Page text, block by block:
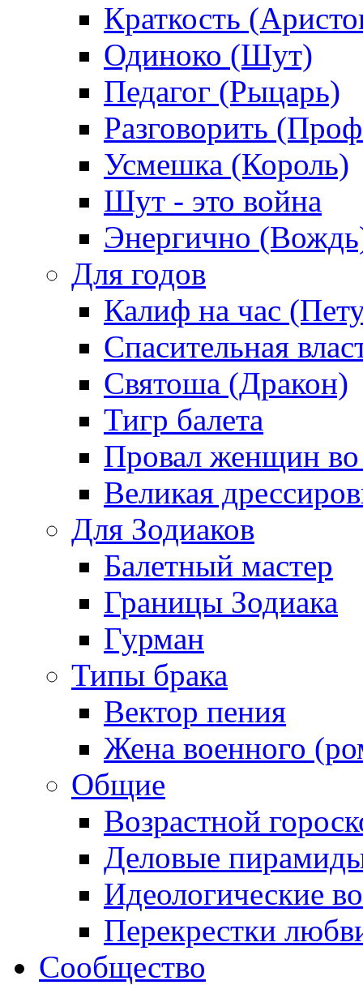
Краткость
Одиноко (Шут)
Педагог (Рыцарь)
Разговорить
Усмешка (Король)
Шут - это война
Энергично
Для годов
Калиф на час
Спасительная
Святоша (Дракон)
Тигр балета
Провал женщин во
Великая
Для Зодиаков
Балетный мастер
Границы Зодиака
Гурман
Типы брака
Вектор пения
Жена военного
Общие
Возрастной
Деловые
Идеологические
Перекрестки
Сообщество